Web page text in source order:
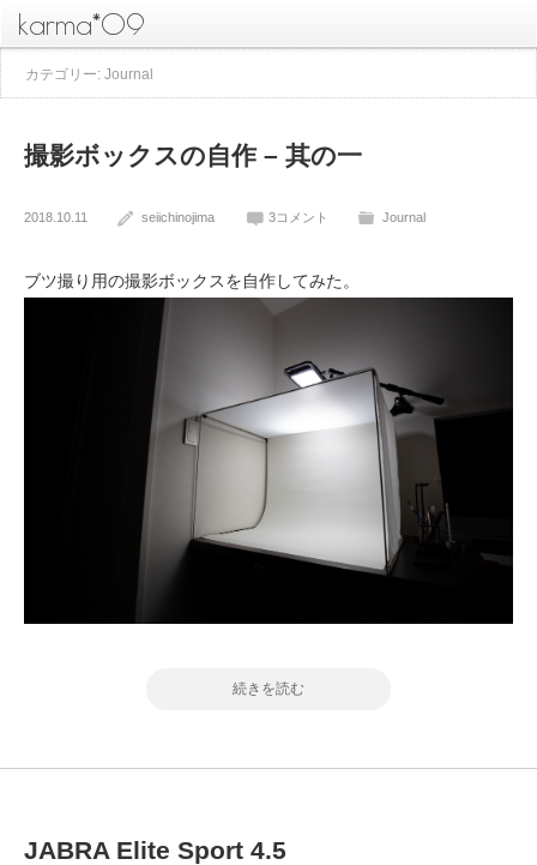
karma*09
カテゴリー: Journal
撮影ボックスの自作 – 其の一
2018.10.11 seiichinojima 3コメント Journal
ブツ撮り用の撮影ボックスを自作してみた。
続きを読む
JABRA Elite Sport 4.5